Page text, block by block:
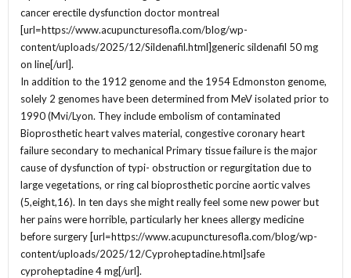
cancer erectile dysfunction doctor montreal
[url=https://www.acupuncturesofla.com/blog/wp-
content/uploads/2025/12/Sildenafil.html]generic sildenafil 50 mg
on line[/url].
In addition to the 1912 genome and the 1954 Edmonston genome,
solely 2 genomes have been determined from MeV isolated prior to
1990 (Mvi/Lyon. They include embolism of contaminated
Bioprosthetic heart valves material, congestive coronary heart
failure secondary to mechanical Primary tissue failure is the major
cause of dysfunction of typi- obstruction or regurgitation due to
large vegetations, or ring cal bioprosthetic porcine aortic valves
(5,eight,16). In ten days she might really feel some new power but
her pains were horrible, particularly her knees allergy medicine
before surgery [url=https://www.acupuncturesofla.com/blog/wp-
content/uploads/2025/12/Cyproheptadine.html]safe
cyproheptadine 4 mg[/url].